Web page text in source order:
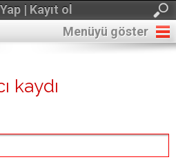
| Kayıt ol
Menüyü göster
kaydı